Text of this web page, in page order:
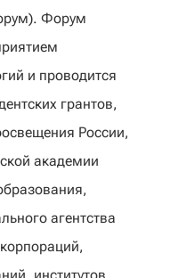
Форум
и проводится
грантов,
России,
академии
агентства